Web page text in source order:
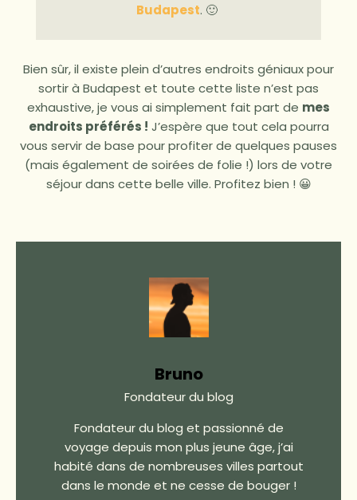
Budapest. 🙂
Bien sûr, il existe plein d’autres endroits géniaux pour
sortir à Budapest et toute cette liste n’est pas
exhaustive, je vous ai simplement fait part de mes
endroits préférés ! J’espère que tout cela pourra
vous servir de base pour profiter de quelques pauses
(mais également de soirées de folie !) lors de votre
séjour dans cette belle ville. Profitez bien ! 😀
Bruno
Fondateur du blog
Fondateur du blog et passionné de
voyage depuis mon plus jeune âge, j’ai
habité dans de nombreuses villes partout
dans le monde et ne cesse de bouger !